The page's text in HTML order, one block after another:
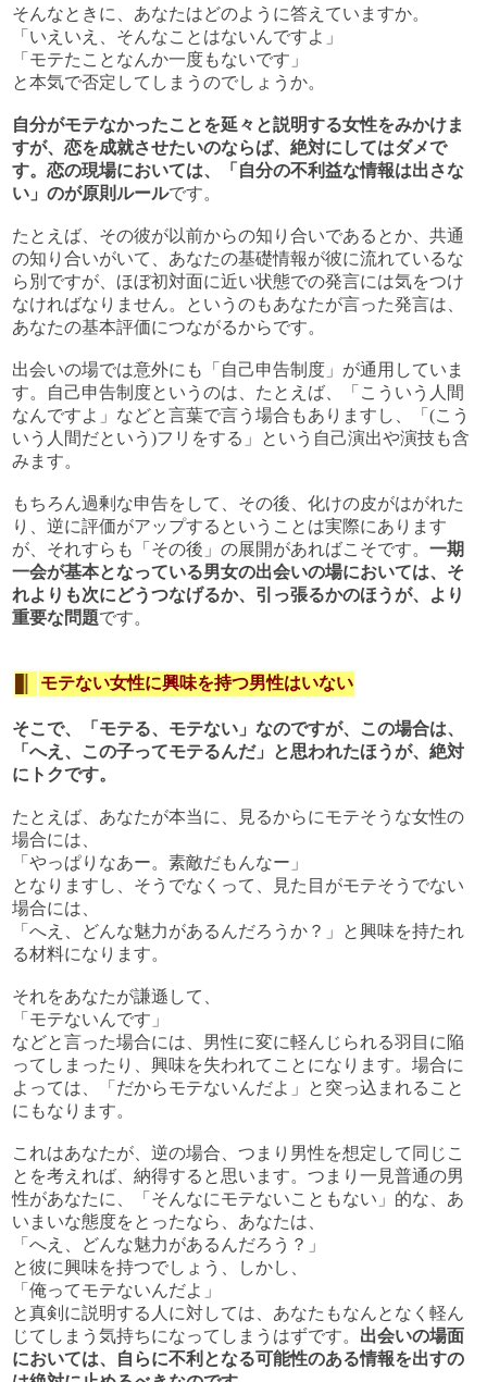
そんなときに、あなたはどのように答えていますか。
「いえいえ、そんなことはないんですよ」
「モテたことなんか一度もないです」
と本気で否定してしまうのでしょうか。
自分がモテなかったことを延々と説明する女性をみかけま
すが、恋を成就させたいのならば、絶対にしてはダメで
す。恋の現場においては、「自分の不利益な情報は出さな
い」のが原則ルールです。
たとえば、その彼が以前からの知り合いであるとか、共通
の知り合いがいて、あなたの基礎情報が彼に流れているな
ら別ですが、ほぼ初対面に近い状態での発言には気をつけ
なければなりません。というのもあなたが言った発言は、
あなたの基本評価につながるからです。
出会いの場では意外にも「自己申告制度」が通用していま
す。自己申告制度というのは、たとえば、「こういう人間
なんですよ」などと言葉で言う場合もありますし、「(こう
いう人間だという)フリをする」という自己演出や演技も含
みます。
もちろん過剰な申告をして、その後、化けの皮がはがれた
り、逆に評価がアップするということは実際にあります
が、それすらも「その後」の展開があればこそです。 一期
一会が基本となっている男女の出会いの場においては、そ
れよりも次にどうつなげるか、引っ張るかのほうが、より
重要な問題です。
モテない女性に興味を持つ男性はいない
そこで、「モテる、モテない」なのですが、この場合は、
「へえ、この子ってモテるんだ」と思われたほうが、絶対
にトクです。
たとえば、あなたが本当に、見るからにモテそうな女性の
場合には、
「やっぱりなあー。素敵だもんなー」
となりますし、そうでなくって、見た目がモテそうでない
場合には、
「へえ、どんな魅力があるんだろうか？」と興味を持たれ
る材料になります。
それをあなたが謙遜して、
「モテないんです」
などと言った場合には、男性に変に軽んじられる羽目に陥
ってしまったり、興味を失われてことになります。場合に
よっては、「だからモテないんだよ」と突っ込まれること
にもなります。
これはあなたが、逆の場合、つまり男性を想定して同じこ
とを考えれば、納得すると思います。つまり一見普通の男
性があなたに、「そんなにモテないこともない」的な、あ
いまいな態度をとったなら、あなたは、
「へえ、どんな魅力があるんだろう？」
と彼に興味を持つでしょう、しかし、
「俺ってモテないんだよ」
と真剣に説明する人に対しては、あなたもなんとなく軽ん
じてしまう気持ちになってしまうはずです。 出会いの場面
においては、自らに不利となる可能性のある情報を出すの